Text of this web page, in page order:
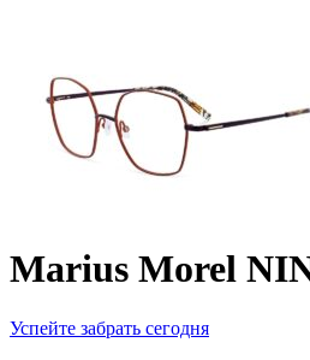
Marius Morel
Успейте забрать сегодня